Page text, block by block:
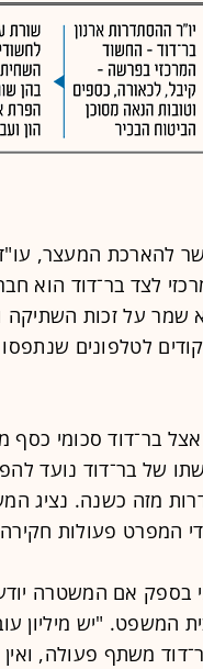
להארכת המעצר,
לצד בר־דוד הוא
שמר על זכות
לטלפונים
בר־דוד סכומי כסף
של בר־דוד נועד
מזה כשנה. נציג
המפרט פעולות
בספק אם המשטרה
המשפט. "יש מיליון
משתף פעולה,